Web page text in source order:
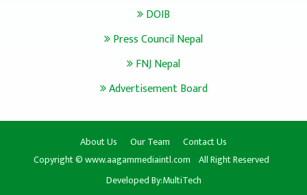
DOIB
Press Council Nepal
FNJ Nepal
Advertisement Board
About Us Our Team
Contact Us
Copyright © www.aagammediaintl.com All Right Reserved
Developed By:MultiTech